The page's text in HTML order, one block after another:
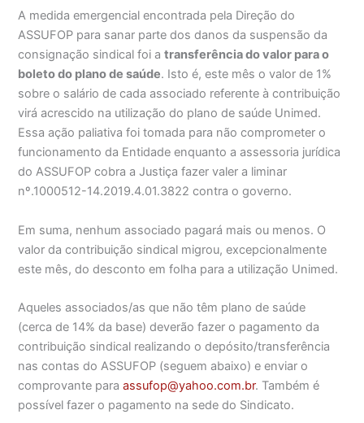
A medida emergencial encontrada pela Direção do
ASSUFOP para sanar parte dos danos da suspensão da
consignação sindical foi atransferência do valor para o
boleto do plano de saúde. Isto é, este mês o valor de 1%
sobre o salário de cada associado referente à contribuição
virá acrescido na utilização do plano de saúde Unimed.
Essa ação paliativa foi tomada para não comprometer o
funcionamento da Entidade enquanto a assessoria jurídica
do ASSUFOP cobra a Justiça fazer valer a liminar
nº.1000512-14.2019.4.01.3822 contra o governo.
Em suma, nenhum associado pagará mais ou menos. O
valor da contribuição sindical migrou, excepcionalmente
este mês, do desconto em folha para a utilização Unimed.
Aqueles associados/as que não têm plano de saúde
(cerca de 14% da base) deverão fazer o pagamento da
contribuição sindical realizando o depósito/transferência
nas contas do ASSUFOP (seguem abaixo) e enviar o
comprovante paraassufop@yahoo.com.br. Também é
possível fazer o pagamento na sede do Sindicato.